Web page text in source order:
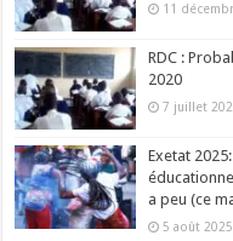
11
RDC :
2020
7 juillet
Exetat
a peu (ce
5 août 2025